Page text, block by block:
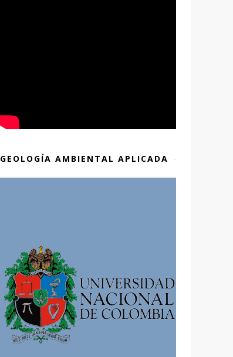
GEOLOGÍA AMBIENTAL APLICADA